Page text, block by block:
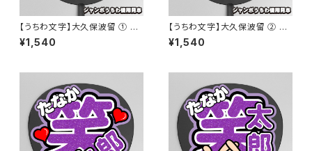
【うちわ文字】大久保波留 ① 即
納 【DXTEEN】
¥1,540
【うちわ文字】大久保波留 ② ハ
ンドサインポーズ 即納 【DXTE
EN】
¥1,540